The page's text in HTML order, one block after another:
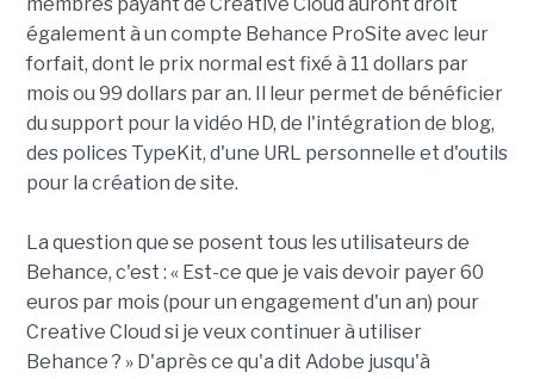
membres payant de Creative Cloud auront droit
également à un compte Behance ProSite avec leur
forfait, dont le prix normal est fixé à 11 dollars par
mois ou 99 dollars par an. Il leur permet de bénéficier
du support pour la vidéo HD, de l'intégration de blog,
des polices TypeKit, d'une URL personnelle et d'outils
pour la création de site.
La question que se posent tous les utilisateurs de
Behance, c'est : « Est-ce que je vais devoir payer 60
euros par mois (pour un engagement d'un an) pour
Creative Cloud si je veux continuer à utiliser
Behance ? » D'après ce qu'a dit Adobe jusqu'à